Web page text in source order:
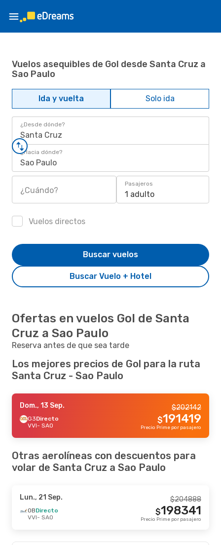
Vuelos asequibles de Gol desde Santa Cruz a
Sao Paulo
Ida y vuelta Solo ida
¿Desde dónde?
Santa Cruz
¿Hacia dónde?
Sao Paulo
¿Cuándo?
Pasajeros
1 adulto
Vuelos directos
Buscar Vuelo + Hotel
Buscar vuelos
Ofertas en vuelos Gol de Santa
Cruz a Sao Paulo
Reserva antes de que sea tarde
Los mejores precios de Gol para la ruta
Santa Cruz - Sao Paulo
Dom., 13 Sep.
G3Directo
VVI- SAO
202142
$
191419
$
Precio Prime por pasajero
Otras aerolíneas con descuentos para
volar de Santa Cruz a Sao Paulo
Lun., 21 Sep.
OBDirecto
VVI- SAO
204888
$
198341
$
Precio Prime por pasajero